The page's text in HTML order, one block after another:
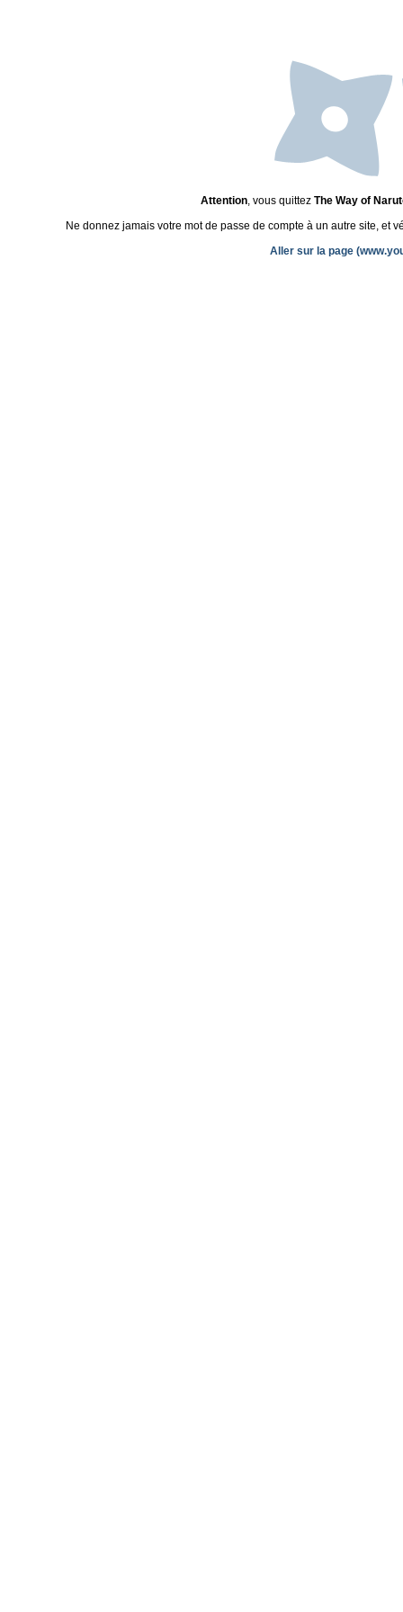
Attention, vous quittez The Way of
Ne donnez jamais votre mot de passe de compte à un autre site, et
Aller sur la page